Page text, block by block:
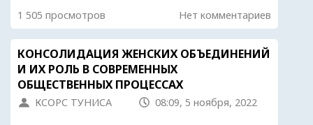
1 505 просмотров Нет комментариев
КОНСОЛИДАЦИЯ ЖЕНСКИХ ОБЪЕДИНЕНИЙ
И ИХ РОЛЬ В СОВРЕМЕННЫХ
ОБЩЕСТВЕННЫХ ПРОЦЕССАХ
КСОРС ТУНИСА 08:09, 5 ноября, 2022